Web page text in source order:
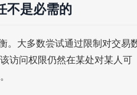
不是必需的
。大多数尝试通过限制对交易
访问权限仍然在某处对某人可